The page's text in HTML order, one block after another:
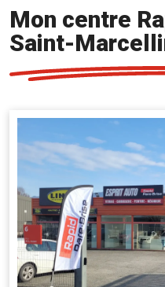
Mon centre
Saint-